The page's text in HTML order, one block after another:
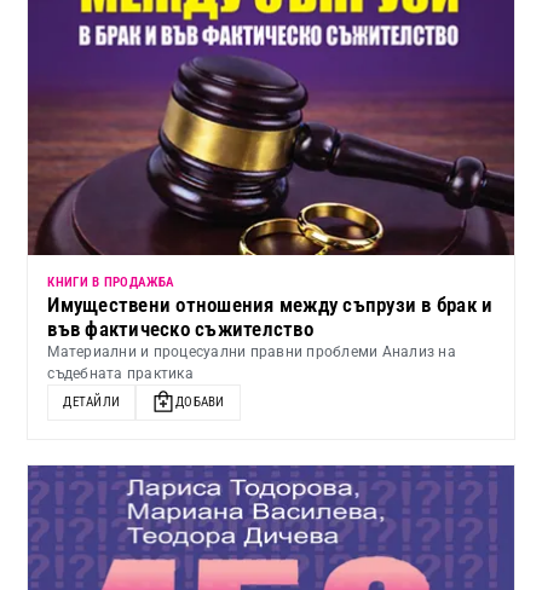
КНИГИ В ПРОДАЖБА
Имуществени отношения между съпрузи в брак и
във фактическо съжителство
Материални и процесуални правни проблеми Анализ на
съдебната практика
ДЕТАЙЛИ ДОБАВИ